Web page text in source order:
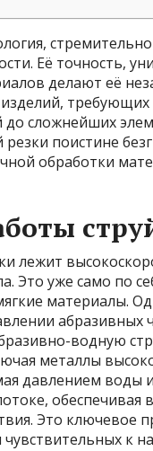
Её точность,
делают её
сложнейших
поистине
обработки
лежит
Это уже само по
материалы.
абразивных
водную
металлы
давлением воды
Это ключевое
к